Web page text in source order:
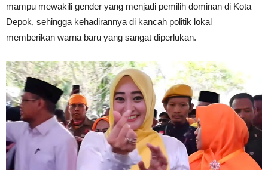
mampu mewakili gender yang menjadi pemilih dominan di Kota
Depok, sehingga kehadirannya di kancah politik lokal
memberikan warna baru yang sangat diperlukan.